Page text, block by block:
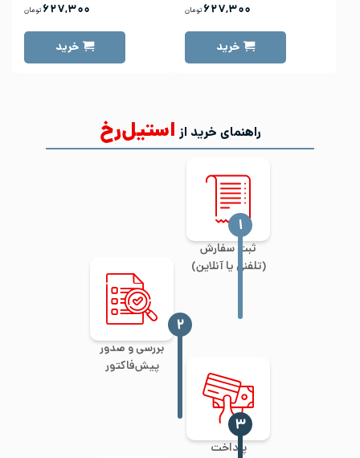
۶۲۷,۳۰۰ تومان
خرید
۶۲۷,۳۰۰ تومان
خرید
راهنمای خرید از استیل‌رخ
ثبت سفارش
(تلفنی یا آنلاین)
‍۱
بررسی و صدور
پیش‌فاکتور
‍۲
پرداخت
‍۳